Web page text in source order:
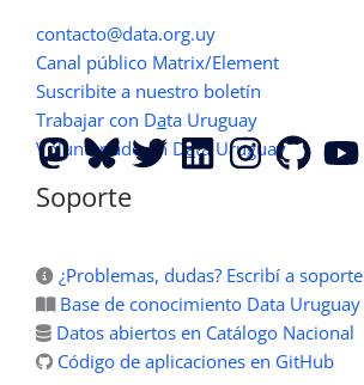
contacto@data.org.uy
Canal público Matrix/Element
Suscribite a nuestro boletín
Trabajar con Data Uruguay
Voluntariado en Data Uruguay
Soporte
¿Problemas, dudas? Escribí a soporte
Base de conocimiento Data Uruguay
Datos abiertos en Catálogo Nacional
Código de aplicaciones en GitHub